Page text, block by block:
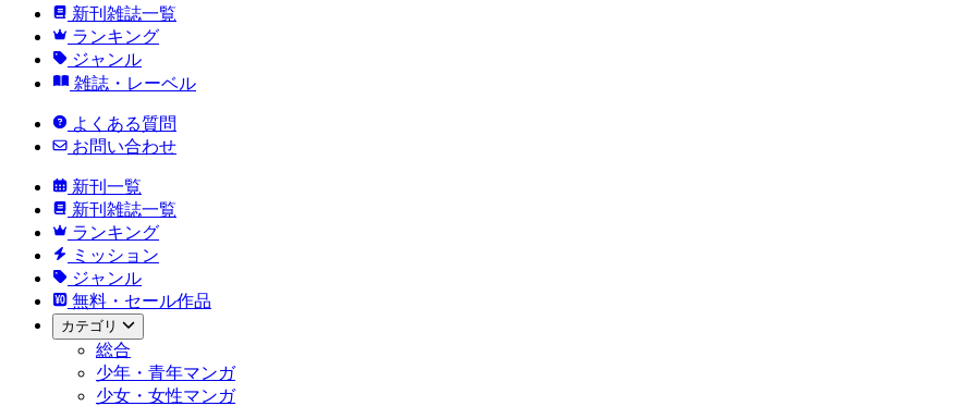
新刊雑誌一覧
ランキング
ジャンル
雑誌・レーベル
よくある質問
お問い合わせ
新刊一覧
新刊雑誌一覧
ランキング
ミッション
ジャンル
無料・セール作品
カテゴリ
総合
少年・青年マンガ
少女・女性マンガ